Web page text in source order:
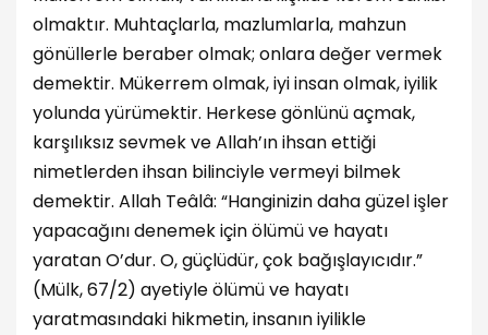
olmaktır. Muhtaçlarla, mazlumlarla, mahzun
gönüllerle beraber olmak; onlara değer vermek
demektir. Mükerrem olmak, iyi insan olmak, iyilik
yolunda yürümektir. Herkese gönlünü açmak,
karşılıksız sevmek ve Allah’ın ihsan ettiği
nimetlerden ihsan bilinciyle vermeyi bilmek
demektir. Allah Teâlâ: “Hanginizin daha güzel işler
yapacağını denemek için ölümü ve hayatı
yaratan O’dur. O, güçlüdür, çok bağışlayıcıdır.”
(Mülk, 67/2) ayetiyle ölümü ve hayatı
yaratmasındaki hikmetin, insanın iyilikle